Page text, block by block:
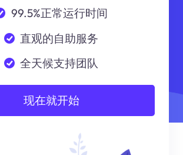
99.5%正常运行时间
直观的自助服务
全天候支持团队
现在就开始